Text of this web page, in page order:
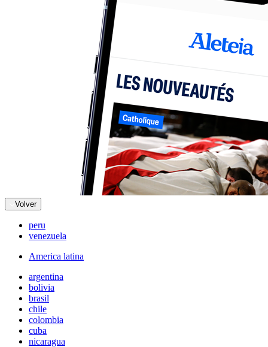
Volver
peru
venezuela
America latina
argentina
bolivia
brasil
chile
colombia
cuba
nicaragua